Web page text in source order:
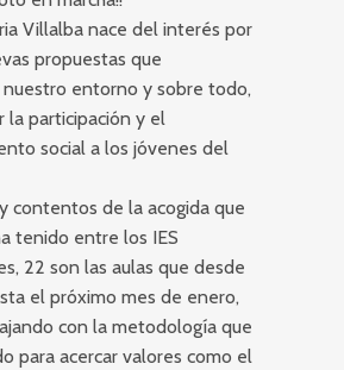
Villalba nace del interés por
propuestas que
nuestro entorno y sobre todo,
la participación y el
social a los jóvenes del
contentos de la acogida que
tenido entre los IES
22 son las aulas que desde
el próximo mes de enero,
con la metodología que
para acercar valores como el